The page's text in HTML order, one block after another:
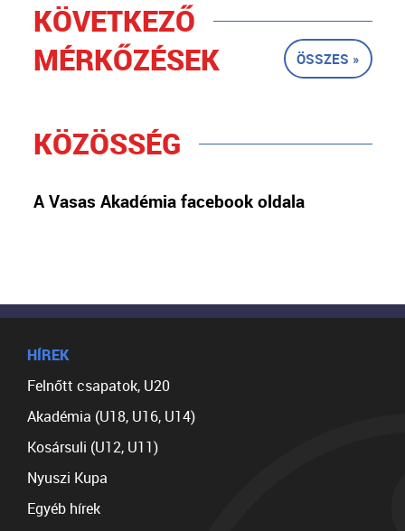
KÖVETKEZŐ
MÉRKŐZÉSEK
ÖSSZES »
KÖZÖSSÉG
A Vasas Akadémia facebook oldala
HÍREK
Felnőtt csapatok, U20
Akadémia (U18, U16, U14)
Kosársuli (U12, U11)
Nyuszi Kupa
Egyéb hírek